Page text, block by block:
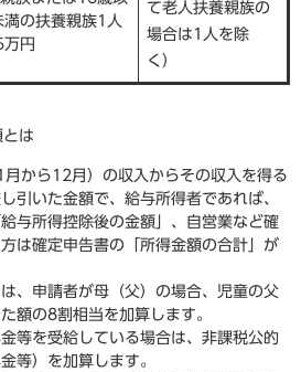
満の扶養親族1人
円
て老人扶養親族の
場合は1人を除
く）
は
から12月）の収入からその収入を得る
引いた金額で、給与所得者であれば、
与所得控除後の金額」、自営業など確
は確定申告書の「所得金額の合計」が
は、申請者が母（父）の場合、児童の父
額の8割相当を加算します。
等を受給している場合は、非課税公的
等）を加算します。